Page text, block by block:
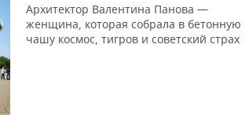
Архитектор Валентина Панова —
женщина, которая собрала в бетонную
чашу космос, тигров и советский страх